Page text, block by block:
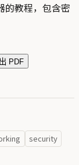
的教程，包含密
PDF
security